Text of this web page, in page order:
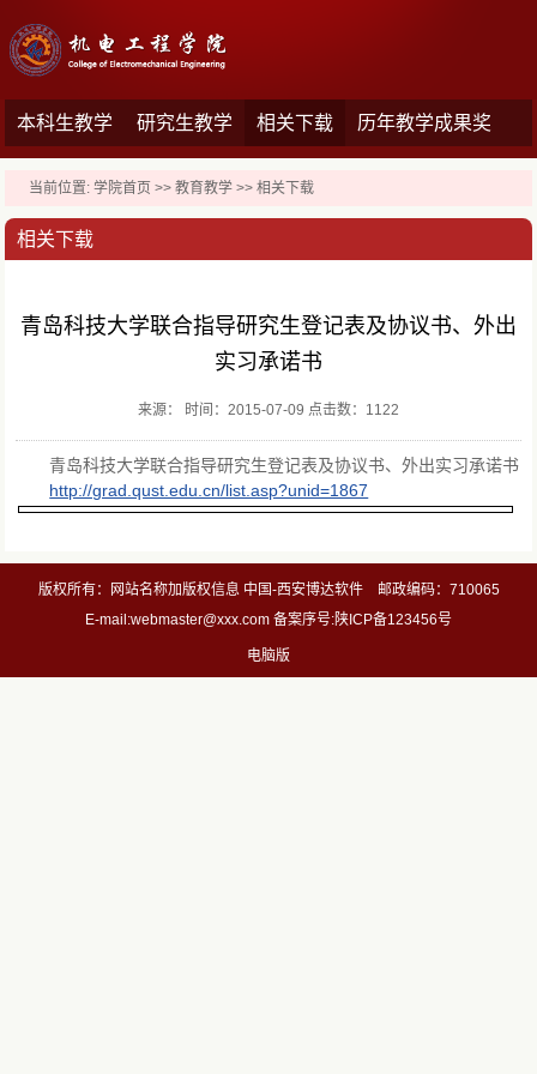
本科生教学 研究生教学 相关下载 历年教学成果奖
当前位置:学院首页 >>教育教学 >>相关下载
相关下载
青岛科技大学联合指导研究生登记表及协议书、外出
实习承诺书
来源： 时间：2015-07-09 点击数： 1122
青岛科技大学联合指导研究生登记表及协议书、外出实习承诺书
http://grad.qust.edu.cn/list.asp?unid=1867
版权所有：网站名称加版权信息 中国-西安博达软件 邮政编码：710065
E-mail:webmaster@xxx.com 备案序号:陕ICP备123456号
电脑版